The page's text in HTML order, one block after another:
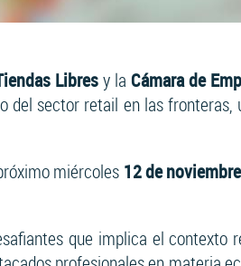
Libresy la Cámara de
del sector retail en las fronteras,
miércoles 12 de noviembre
que implica el contexto